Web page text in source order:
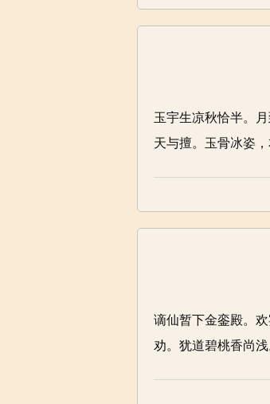
写水
写雪
高适
朱熹
清代
近现
玉宇生凉秋恰半。
天与擅。玉骨冰姿
谪仙暂下金銮殿。
劝。犹道碧桃香尚